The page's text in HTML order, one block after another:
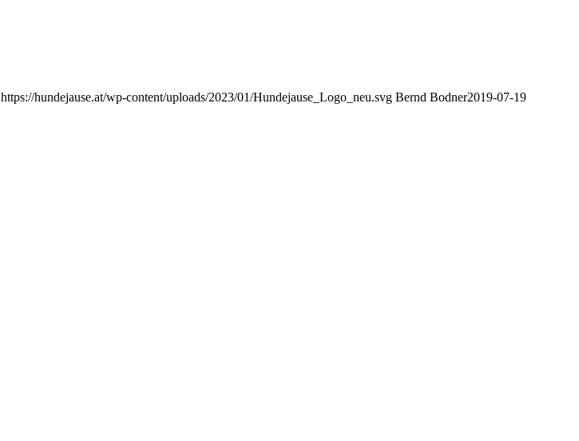
https://hundejause.at/wp-content/uploads/2023/01/Hundejause_Logo_neu.svg Bernd Bodner2019-07-19